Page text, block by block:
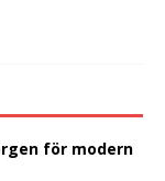
för modern